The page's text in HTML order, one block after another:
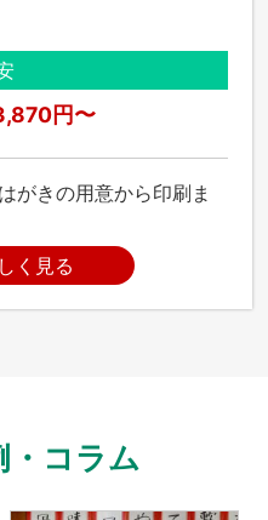
円〜
がきの用意から印刷ま
く見る
・コラム